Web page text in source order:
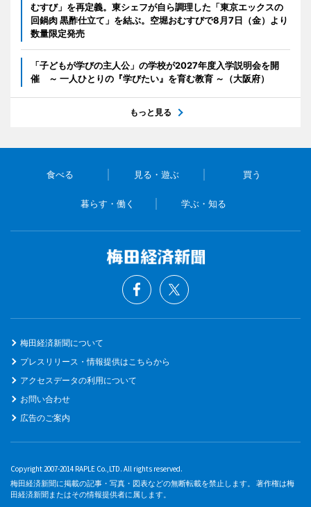
むすび」を再定義。東シェフが自ら調理した「東京エックスの
回鍋肉 黒酢仕立て」を結ぶ。空堀おむすびで8月7日（金）より
数量限定発売
「子どもが学びの主人公」の学校が2027年度入学説明会を開
催 ～ 一人ひとりの『学びたい』を育む教育 ～（大阪府）
もっと見る
食べる 見る・遊ぶ 買う
暮らす・働く 学ぶ・知る
梅田経済新聞について
プレスリリース・情報提供はこちらから
アクセスデータの利用について
お問い合わせ
広告のご案内
Copyright 2007-2014 RAPLE Co.,LTD. All rights reserved.
梅田経済新聞に掲載の記事・写真・図表などの無断転載を禁止します。 著作権は梅
田経済新聞またはその情報提供者に属します。